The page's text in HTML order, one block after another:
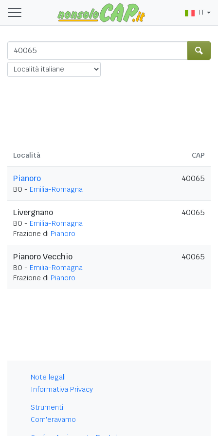
IT
Località CAP
Pianoro
BO - Emilia-Romagna
40065
Livergnano
BO - Emilia-Romagna
Frazione di Pianoro
40065
Pianoro Vecchio
BO - Emilia-Romagna
Frazione di Pianoro
40065
Note legali
Informativa Privacy
Strumenti
Com'eravamo